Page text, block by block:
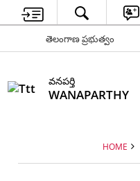
తెలంగాణ ప్రభుత్వం
వనపర్తి
WANAPARTHY
HOME